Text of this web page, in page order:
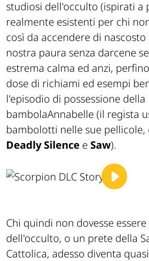
studiosi dell'occulto (ispirati a
realmente esistenti per chi
così da accendere di
nostra paura senza darcene
estrema calma ed anzi,
dose di richiami ed esempi
l'episodio di possessione della
bambolaAnnabelle (il regista
bambolotti nelle sue pellicole,
Deadly Silence e Saw).
Chi quindi non dovesse
dell'occulto, o un prete della
Cattolica, adesso diventa